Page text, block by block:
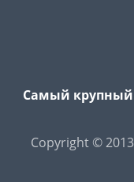
Самый крупный
Copyright ©